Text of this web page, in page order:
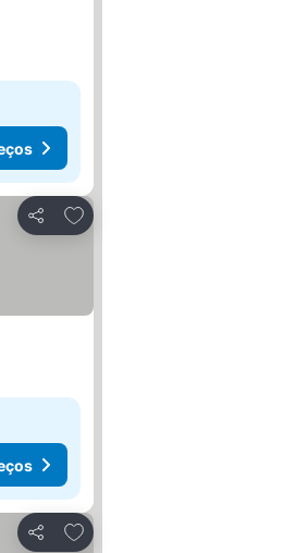
Partilhar
Adicionar aos favoritos
Partilhar
Adicionar aos favoritos